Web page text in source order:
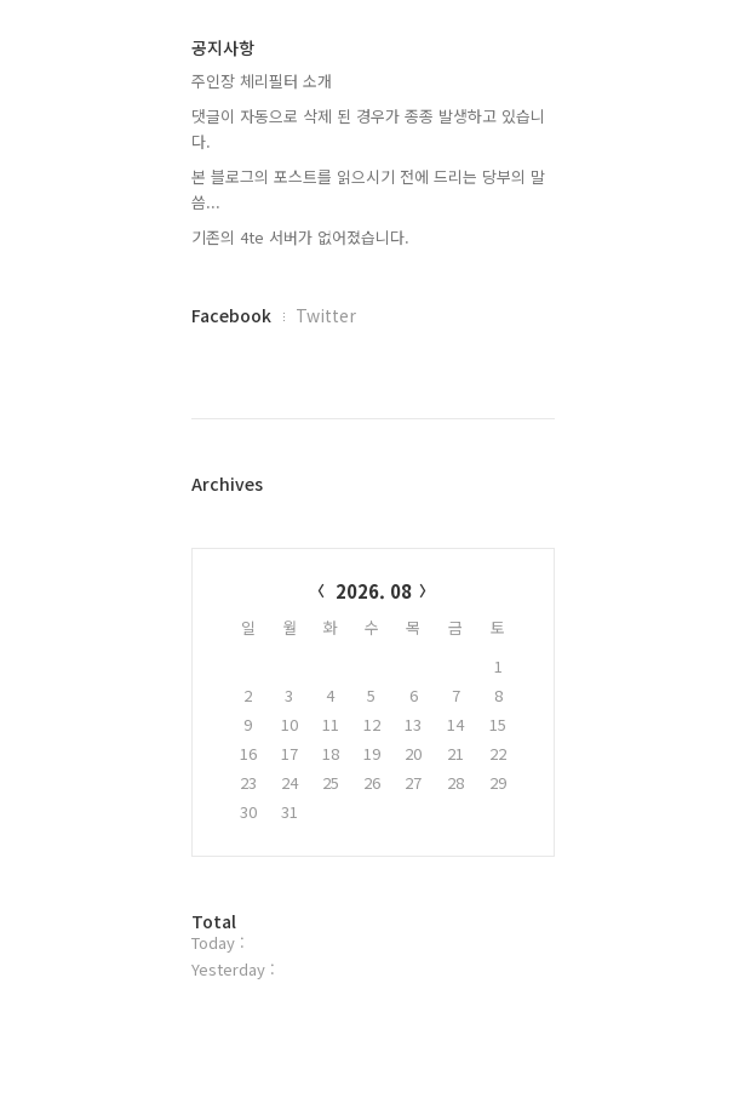
글
공지사항
주인장 체리필터 소개
댓글이 자동으로 삭제 된 경우가 종종 발생하고 있습니
다.
본 블로그의 포스트를 읽으시기 전에 드리는 당부의 말
씀...
기존의 4te 서버가 없어졌습니다.
페
플
Facebook Twitter
Archives
2026. 08
일 월 화 수 목 금
토
1
2
3 4 5 6 7
8
9
10 11 12 13 14
15
16
17 18 19 20 21
22
23
24 25 26 27 28
29
30
31
방
문
자
Total
Today :
Yesterday :